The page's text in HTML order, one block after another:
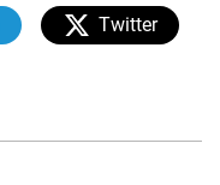
Twitter